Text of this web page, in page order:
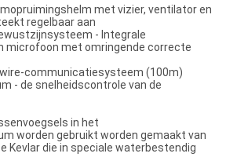
met vizier, ventilator en
regelbaar aan
- Integrale
microfoon met omringende correcte
communicatiesysteem (100m)
- de snelheidscontrole van de
in het
worden gebruikt worden gemaakt van
Kevlar die in speciale waterbestendig